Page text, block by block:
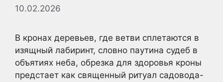
10.02.2026
В кронах деревьев, где ветви сплетаются в
изящный лабиринт, словно паутина судеб в
объятиях неба, обрезка для здоровья кроны
предстает как священный ритуал садовода-